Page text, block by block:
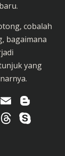
cobalah
bagaimana
yang
Email
Telegram